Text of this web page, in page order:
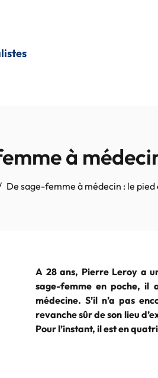
à
De sage-femme à médecin : le pied
A 28 ans, Pierre Leroy a
sage-femme en poche, il
médecine. S’il n’a pas
revanche sûr de son lieu
Pour l’instant, il est en